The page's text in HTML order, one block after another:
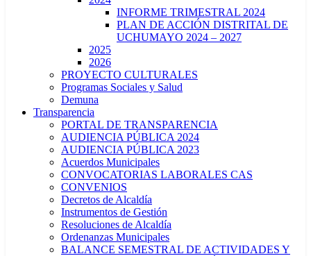
INFORME TRIMESTRAL 2024
PLAN DE ACCIÓN DISTRITAL DE
UCHUMAYO 2024 – 2027
2025
2026
PROYECTO CULTURALES
Programas Sociales y Salud
Demuna
Transparencia
PORTAL DE TRANSPARENCIA
AUDIENCIA PÚBLICA 2024
AUDIENCIA PÚBLICA 2023
Acuerdos Municipales
CONVOCATORIAS LABORALES CAS
CONVENIOS
Decretos de Alcaldía
Instrumentos de Gestión
Resoluciones de Alcaldía
Ordenanzas Municipales
BALANCE SEMESTRAL DE ACTIVIDADES Y